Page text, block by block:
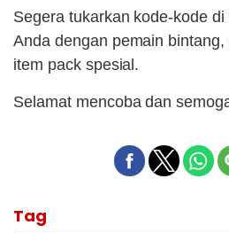
Segera tukarkan kode-kode
Anda dengan pemain
item pack spesial.
Selamat mencoba dan
Tag